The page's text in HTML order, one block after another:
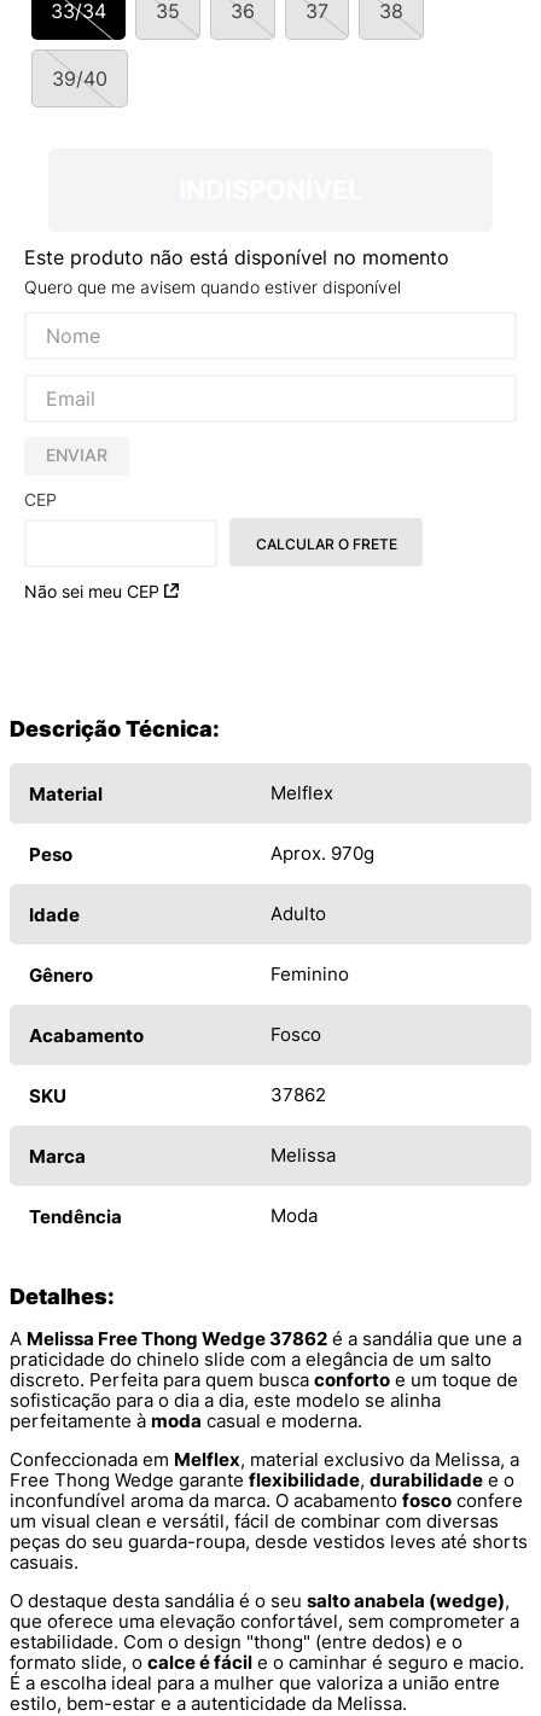
33/34 35 36 37 38
39/40
Este produto não está disponível no momento
Quero que me avisem quando estiver disponível
ENVIAR
CEP
Não sei meu CEP
CALCULAR O FRETE
Descrição Técnica:
Material Melflex
Peso Aprox. 970g
Idade Adulto
Gênero Feminino
Acabamento Fosco
SKU 37862
Marca Melissa
Tendência Moda
Detalhes:
A Melissa Free Thong Wedge 37862 é a sandália que une a
praticidade do chinelo slide com a elegância de um salto
discreto. Perfeita para quem busca conforto e um toque de
sofisticação para o dia a dia, este modelo se alinha
perfeitamente à moda casual e moderna.
Confeccionada em Melflex, material exclusivo da Melissa, a
Free Thong Wedge garante flexibilidade, durabilidade e o
inconfundível aroma da marca. O acabamento fosco confere
um visual clean e versátil, fácil de combinar com diversas
peças do seu guarda-roupa, desde vestidos leves até shorts
casuais.
O destaque desta sandália é o seu salto anabela (wedge),
que oferece uma elevação confortável, sem comprometer a
estabilidade. Com o design "thong" (entre dedos) e o
formato slide, o calce é fácil e o caminhar é seguro e macio.
É a escolha ideal para a mulher que valoriza a união entre
estilo, bem-estar e a autenticidade da Melissa.
º
VANS TÊNIS VANS ULTRARANGE
10º NEW BALANCE 204L